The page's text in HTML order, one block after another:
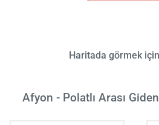
Haritada görmek için
Afyon - Polatlı Arası